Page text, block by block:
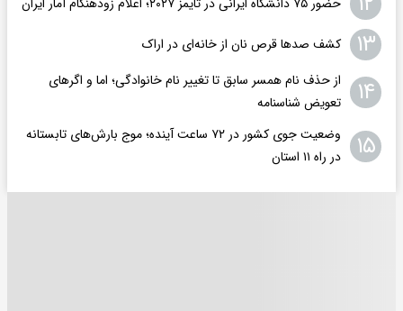
۱۳ کشف صدها قرص نان از خانه‌ای در اراک
۱۴
از حذف نام همسر سابق تا تغییر نام خانوادگی؛ اما و اگرهای
تعویض شناسنامه
۱۵
وضعیت جوی کشور در ۷۲ ساعت آینده؛ موج بارش‌های تابستانه
در راه ۱۱ استان